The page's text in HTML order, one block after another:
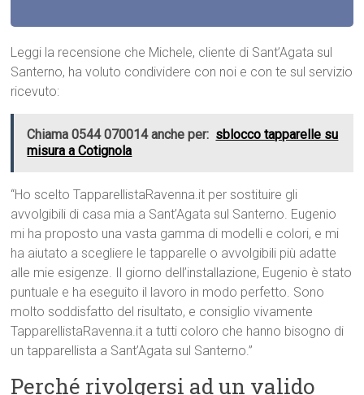
Leggi la recensione che Michele, cliente di Sant’Agata sul
Santerno, ha voluto condividere con noi e con te sul servizio
ricevuto:
Chiama 0544 070014 anche per: sblocco tapparelle su
misura a Cotignola
“Ho scelto TapparellistaRavenna.it per sostituire gli
avvolgibili di casa mia a Sant’Agata sul Santerno. Eugenio
mi ha proposto una vasta gamma di modelli e colori, e mi
ha aiutato a scegliere le tapparelle o avvolgibili più adatte
alle mie esigenze. Il giorno dell’installazione, Eugenio è stato
puntuale e ha eseguito il lavoro in modo perfetto. Sono
molto soddisfatto del risultato, e consiglio vivamente
TapparellistaRavenna.it a tutti coloro che hanno bisogno di
un tapparellista a Sant’Agata sul Santerno.”
Perché rivolgersi ad un valido